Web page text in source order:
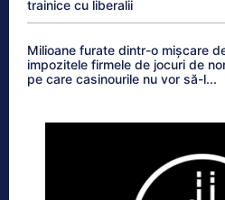
trainice cu liberalii
Milioane furate dintr-o mișcare
impozitele firmele de jocuri de
pe care casinourile nu vor să-l...